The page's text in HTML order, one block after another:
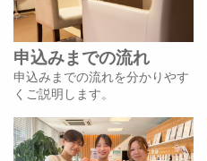
申込みまでの流れ
申込みまでの流れを分かりやす
くご説明します。